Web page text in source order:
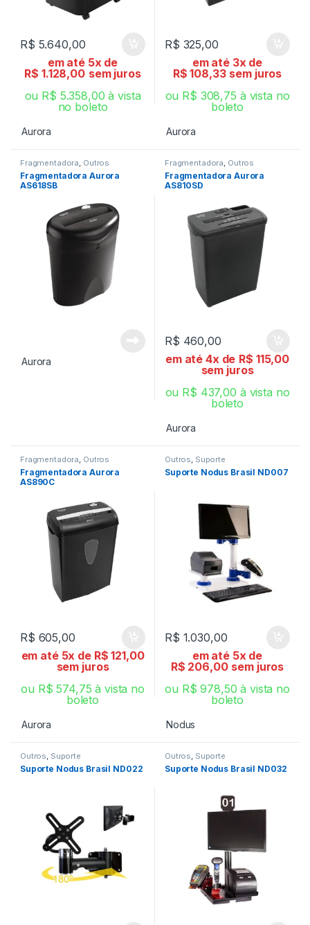
R$ 5.640,00
em até 5x de
R$ 1.128,00 sem juros
ou R$ 5.358,00 à vista
no boleto
Aurora
R$ 325,00
em até 3x de
R$ 108,33 sem juros
ou R$ 308,75 à vista no
boleto
Aurora
Fragmentadora, Outros
Fragmentadora Aurora
AS618SB
Aurora
Fragmentadora, Outros
Fragmentadora Aurora
AS810SD
R$ 460,00
em até 4x de R$ 115,00
sem juros
ou R$ 437,00 à vista no
boleto
Aurora
Fragmentadora, Outros
Fragmentadora Aurora
AS890C
R$ 605,00
em até 5x de R$ 121,00
sem juros
ou R$ 574,75 à vista no
boleto
Aurora
Outros, Suporte
Suporte Nodus Brasil ND007
R$ 1.030,00
em até 5x de
R$ 206,00 sem juros
ou R$ 978,50 à vista no
boleto
Nodus
Outros Suporte
Suporte Nodus Brasil ND022
Outros Suporte
Suporte Nodus Brasil ND032